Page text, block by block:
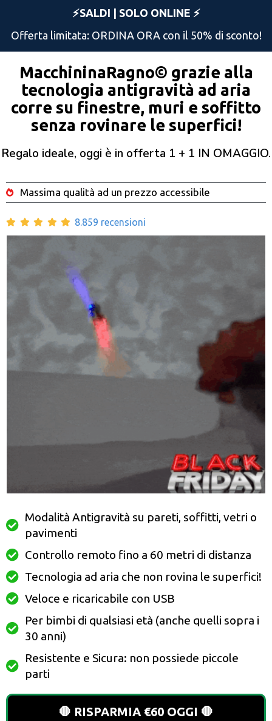
⚡️SALDI | SOLO ONLINE ⚡️
Offerta limitata: ORDINA ORA con il 50% di sconto!
MacchininaRagno© grazie alla
tecnologia antigravità ad aria
corre su finestre, muri e soffitto
senza rovinare le superfici!
Regalo ideale, oggi è in offerta 1 + 1 IN OMAGGIO.
Massima qualità ad un prezzo accessibile
8.859 recensioni
Modalità Antigravità su pareti, soffitti, vetri o
pavimenti
Controllo remoto fino a 60 metri di distanza
Tecnologia ad aria che non rovina le superfici!
Veloce e ricaricabile con USB
Per bimbi di qualsiasi età (anche quelli sopra i
30 anni)
Resistente e Sicura: non possiede piccole
parti
🛑 RISPARMIA €60 OGGI 🛑